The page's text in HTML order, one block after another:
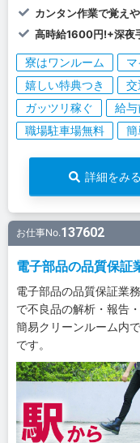
カンタン作業で覚え
高時給1600円!+深夜
寮はワンルーム
嬉しい特典つき
交
ガッツリ稼ぐ
給与
職場駐車場無料
簡
詳細をみる
お仕事No.137602
電子部品の品質保証
電子部品の品質保証業
で不良品の解析・報告
簡易クリーンルーム内
です。